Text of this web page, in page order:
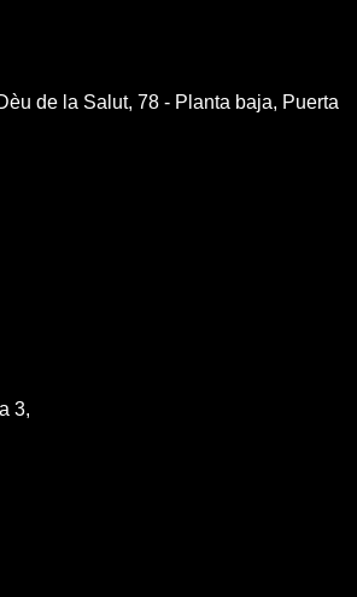
de la Salut, 78 - Planta baja, Puerta
3,